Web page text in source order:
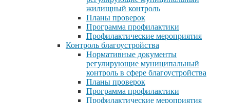
жилищный контроль
Планы проверок
Программа профилактики
Профилактические мероприятия
Контроль благоустройства
Нормативные документы
регулирующие муниципальный
контроль в сфере благоустройства
Планы проверок
Программа профилактики
Профилактические мероприятия